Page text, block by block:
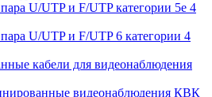
U/UTP и F/UTP категории 5e 4
U/UTP и F/UTP 6 категории 4
кабели для видеонаблюдения
видеонаблюдения КВК